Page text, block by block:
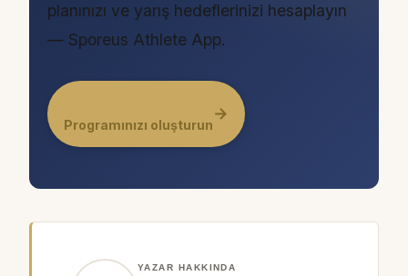
planınızı ve yarış hedeflerinizi hesaplayın
— Sporeus Athlete App.
Programınızı oluşturun
→
YAZAR HAKKINDA